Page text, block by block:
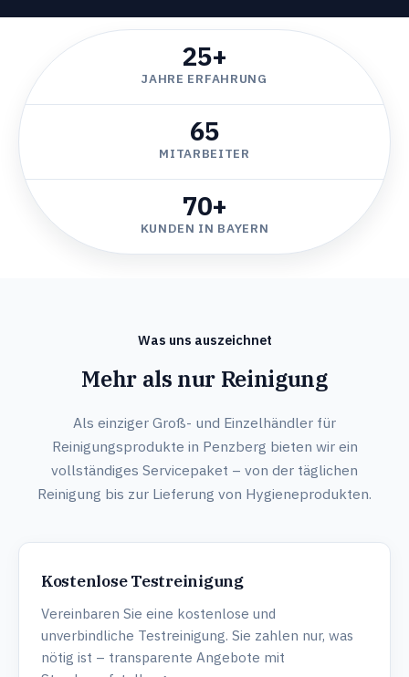
25+
JAHRE ERFAHRUNG
65
MITARBEITER
70+
KUNDEN IN BAYERN
Was uns auszeichnet
Mehr als nur Reinigung
Als einziger Groß- und Einzelhändler für
Reinigungsprodukte in Penzberg bieten wir ein
vollständiges Servicepaket – von der täglichen
Reinigung bis zur Lieferung von Hygieneprodukten.
Kostenlose Testreinigung
Vereinbaren Sie eine kostenlose und
unverbindliche Testreinigung. Sie zahlen nur, was
nötig ist – transparente Angebote mit